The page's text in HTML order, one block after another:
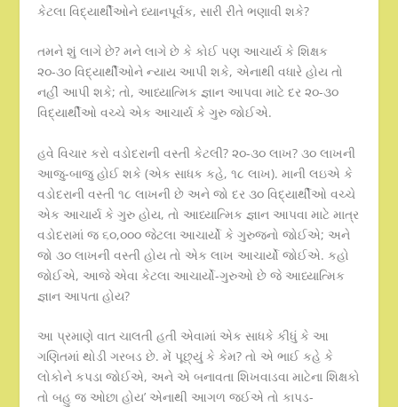
કેટલા વિદ્યાર્થીઓને ધ્યાનપૂર્વક, સારી રીતે ભણાવી શકે?
તમને શું લાગે છે? મને લાગે છે કે કોઈ પણ આચાર્ય કે શિક્ષક
૨૦-૩૦ વિદ્યાર્થીઓને ન્યાય આપી શકે, એનાથી વધારે હોય તો
નહીં આપી શકે; તો, આધ્યાત્મિક જ્ઞાન આપવા માટે દર ૨૦-૩૦
વિદ્યાર્થીઓ વચ્ચે એક આચાર્ય કે ગુરુ જોઈએ.
હવે વિચાર કરો વડોદરાની વસ્તી કેટલી? ૨૦-૩૦ લાખ? ૩૦ લાખની
આજુ-બાજુ હોઈ શકે (એક સાધક કહે, ૧૮ લાખ). માની લઇએ કે
વડોદરાની વસ્તી ૧૮ લાખની છે અને જો દર ૩૦ વિદ્યાર્થીઓ વચ્ચે
એક આચાર્ય કે ગુરુ હોય, તો આધ્યાત્મિક જ્ઞાન આપવા માટે માત્ર
વડોદરામાં જ ૬૦,૦૦૦ જેટલા આચાર્યો કે ગુરુજનો જોઈએ; અને
જો ૩૦ લાખની વસ્તી હોય તો એક લાખ આચાર્યો જોઈએ. કહો
જોઈએ, આજે એવા કેટલા આચાર્યો-ગુરુઓ છે જે આધ્યાત્મિક
જ્ઞાન આપતા હોય?
આ પ્રમાણે વાત ચાલતી હતી એવામાં એક સાધકે કીધું કે આ
ગણિતમાં થોડી ગરબડ છે. મેં પૂછ્યું કે કેમ? તો એ ભાઈ કહે કે
લોકોને કપડા જોઈએ, અને એ બનાવતા શિખવાડવા માટેના શિક્ષકો
તો બહુ જ ઓછા હોય’ એનાથી આગળ જઈએ તો કાપડ-